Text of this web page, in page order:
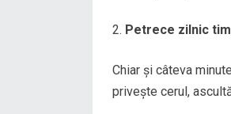
Petrece zilnic
Chiar și câteva
privește cerul,